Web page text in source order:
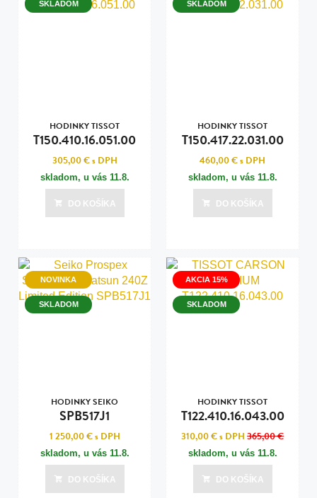
SKLADOM
HODINKY TISSOT
T150.410.16.051.00
305,00 €s DPH
skladom, u vás 11.8.
DO KOŠÍKA
SKLADOM
HODINKY TISSOT
T150.417.22.031.00
460,00 €s DPH
skladom, u vás 11.8.
DO KOŠÍKA
NOVINKA
SKLADOM
HODINKY SEIKO
SPB517J1
1 250,00 €s DPH
skladom, u vás 11.8.
DO KOŠÍKA
AKCIA 15%
SKLADOM
HODINKY TISSOT
T122.410.16.043.00
310,00 €s DPH 365,00 €
skladom, u vás 11.8.
DO KOŠÍKA